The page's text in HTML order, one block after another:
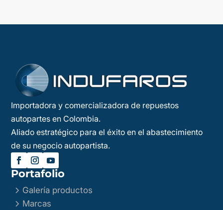
Importadora y comercializadora de repuestos
autopartes en Colombia.
Aliado estratégico para el éxito en el abastecimiento
de su negocio autopartista.
Portafolio
5 Galería productos
5 Marcas